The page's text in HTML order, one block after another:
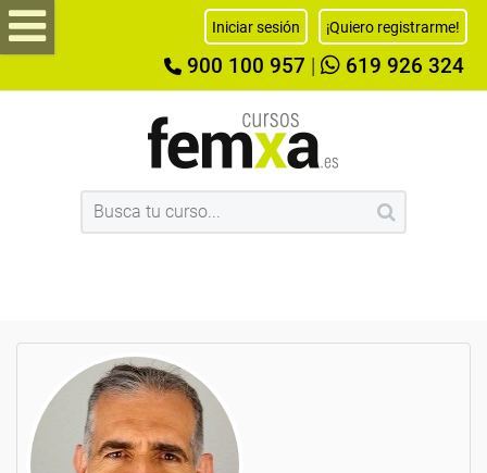
Iniciar sesión ¡Quiero registrarme!
900 100 957 619 926 324